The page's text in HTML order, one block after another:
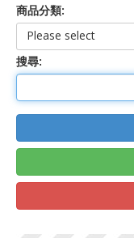
商品分類:
Please select
搜尋: